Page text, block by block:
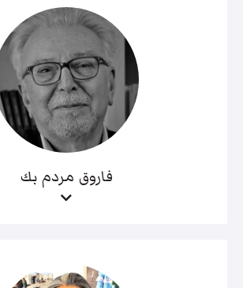
فاروق مردم بك